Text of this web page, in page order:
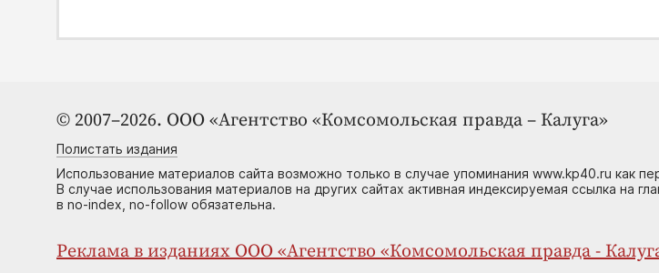
© 2007–2026. ООО «Агентство «Комсомольская правда – Калуга»
Полистать издания
Использование материалов сайта возможно только в случае упоминания www.kp40.ru как
В случае использования материалов на других сайтах активная индексируемая ссылка на
в no-index, no-follow обязательна.
Реклама в изданиях ООО «Агентство «Комсомольская правда -